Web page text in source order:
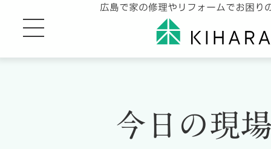
広島で家の修理やリフォームでお困り
今日の現